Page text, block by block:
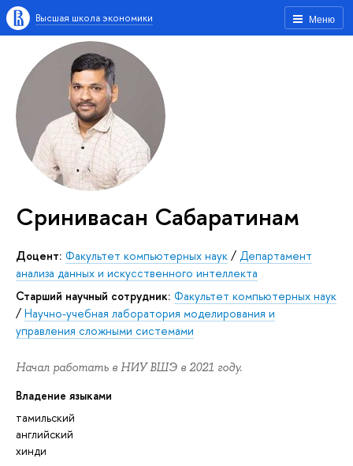
Меню
Высшая школа экономики
Сринивасан Сабаратинам
Доцент: Факультет компьютерных наук / Департамент
анализа данных и искусственного интеллекта
Старший научный сотрудник: Факультет компьютерных наук
/ Научно-учебная лаборатория моделирования и
управления сложными системами
Начал работать в НИУ ВШЭ в 2021 году.
Владение языками
тамильский
английский
хинди